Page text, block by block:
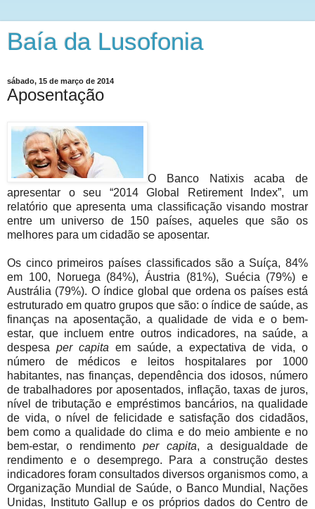
Baía da Lusofonia
sábado, 15 de março de 2014
Aposentação
O Banco Natixis acaba de
apresentar o seu “2014 Global Retirement Index”, um
relatório que apresenta uma classificação visando mostrar
entre um universo de 150 países, aqueles que são os
melhores para um cidadão se aposentar.
Os cinco primeiros países classificados são a Suíça, 84%
em 100, Noruega (84%), Áustria (81%), Suécia (79%) e
Austrália (79%). O índice global que ordena os países está
estruturado em quatro grupos que são: o índice de saúde, as
finanças na aposentação, a qualidade de vida e o bem-
estar, que incluem entre outros indicadores, na saúde, a
despesa per capita em saúde, a expectativa de vida, o
número de médicos e leitos hospitalares por 1000
habitantes, nas finanças, dependência dos idosos, número
de trabalhadores por aposentados, inflação, taxas de juros,
nível de tributação e empréstimos bancários, na qualidade
de vida, o nível de felicidade e satisfação dos cidadãos,
bem como a qualidade do clima e do meio ambiente e no
bem-estar, o rendimentoper capita, a desigualdade de
rendimento e o desemprego. Para a construção destes
indicadores foram consultados diversos organismos como, a
Organização Mundial de Saúde, o Banco Mundial, Nações
Unidas, Instituto Gallup e os próprios dados do Centro de